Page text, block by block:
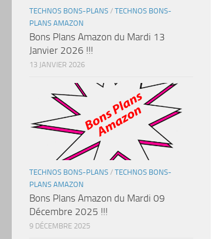
TECHNOS BONS-PLANS / TECHNOS BONS-
PLANS AMAZON
Bons Plans Amazon du Mardi 13
Janvier 2026 !!!
13 JANVIER 2026
TECHNOS BONS-PLANS / TECHNOS BONS-
PLANS AMAZON
Bons Plans Amazon du Mardi 09
Décembre 2025 !!!
9 DÉCEMBRE 2025